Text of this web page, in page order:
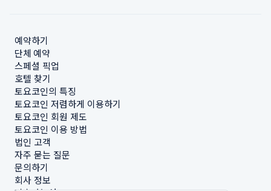
예약하기
단체 예약
스페셜 픽업
호텔 찾기
토요코인의 특징
토요코인 저렴하게 이용하기
토요코인 회원 제도
토요코인 이용 방법
법인 고객
자주 묻는 질문
문의하기
회사 정보